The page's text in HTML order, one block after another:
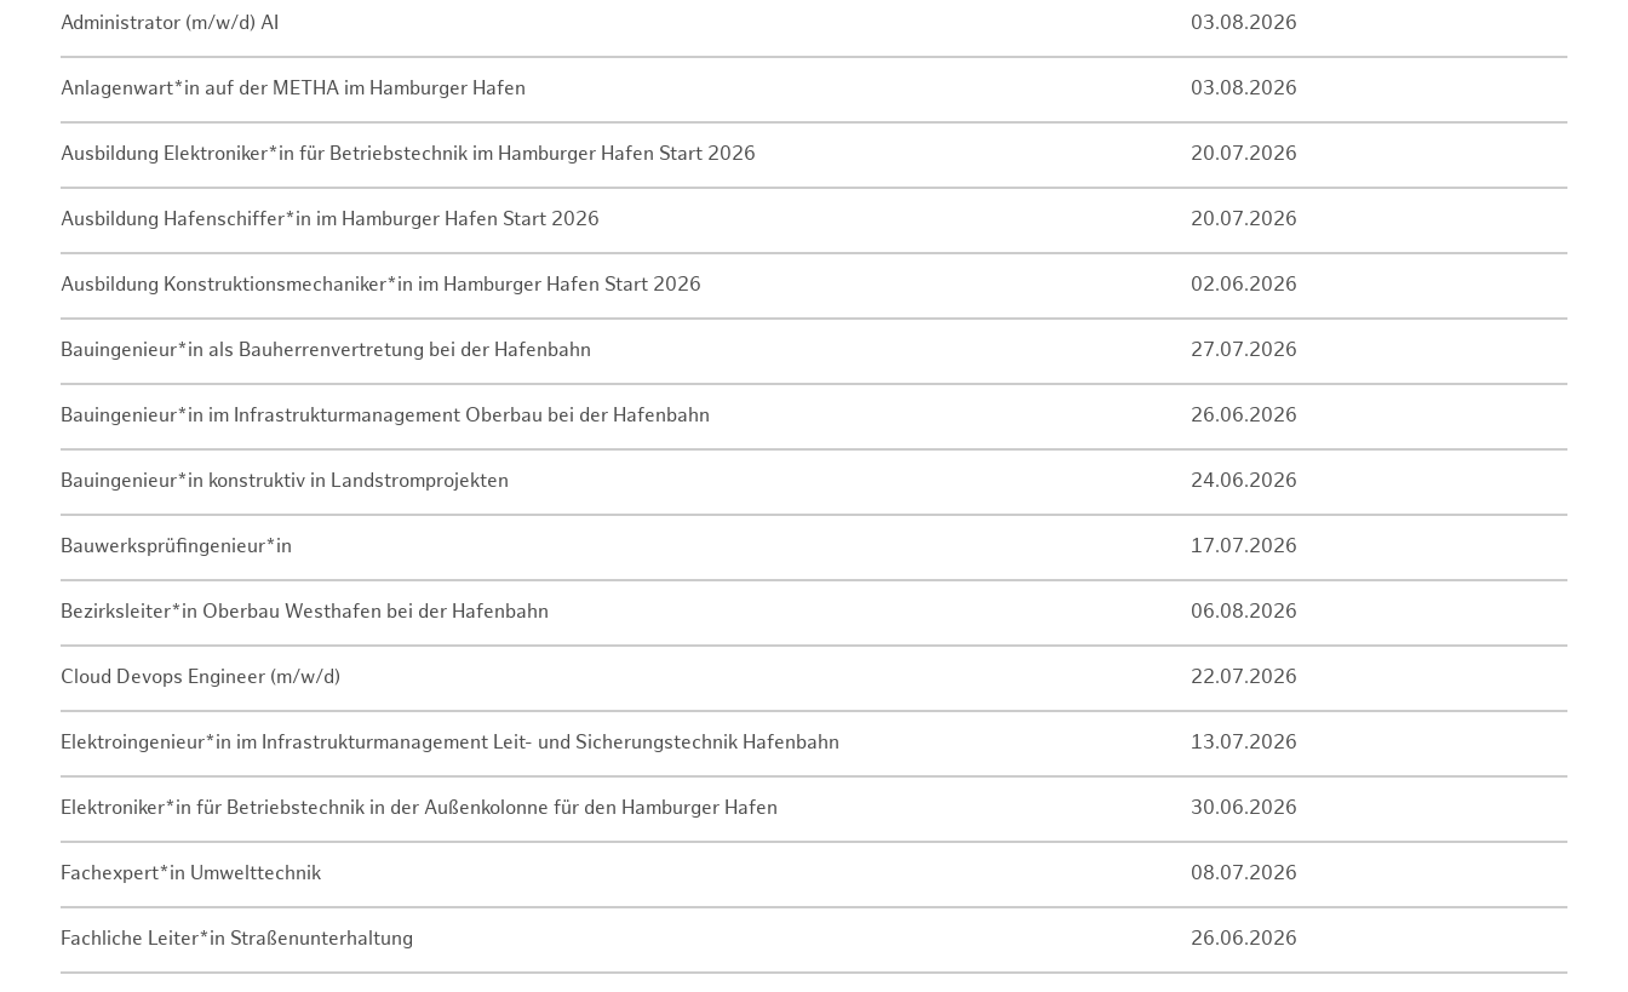
Administrator (m/w/d) AI 03.08.2026
Anlagenwart*in auf der METHA im Hamburger Hafen 03.08.2026
Ausbildung Elektroniker*in für Betriebstechnik im Hamburger Hafen Start 2026 20.07.2026
Ausbildung Hafenschiffer*in im Hamburger Hafen Start 2026 20.07.2026
Ausbildung Konstruktionsmechaniker*in im Hamburger Hafen Start 2026 02.06.2026
Bauingenieur*in als Bauherrenvertretung bei der Hafenbahn 27.07.2026
Bauingenieur*in im Infrastrukturmanagement Oberbau bei der Hafenbahn 26.06.2026
Bauingenieur*in konstruktiv in Landstromprojekten 24.06.2026
Bauwerksprüfingenieur*in 17.07.2026
Bezirksleiter*in Oberbau Westhafen bei der Hafenbahn 06.08.2026
Cloud Devops Engineer (m/w/d) 22.07.2026
Elektroingenieur*in im Infrastrukturmanagement Leit- und Sicherungstechnik Hafenbahn 13.07.2026
Elektroniker*in für Betriebstechnik in der Außenkolonne für den Hamburger Hafen 30.06.2026
Fachexpert*in Umwelttechnik 08.07.2026
Fachliche Leiter*in Straßenunterhaltung 26.06.2026